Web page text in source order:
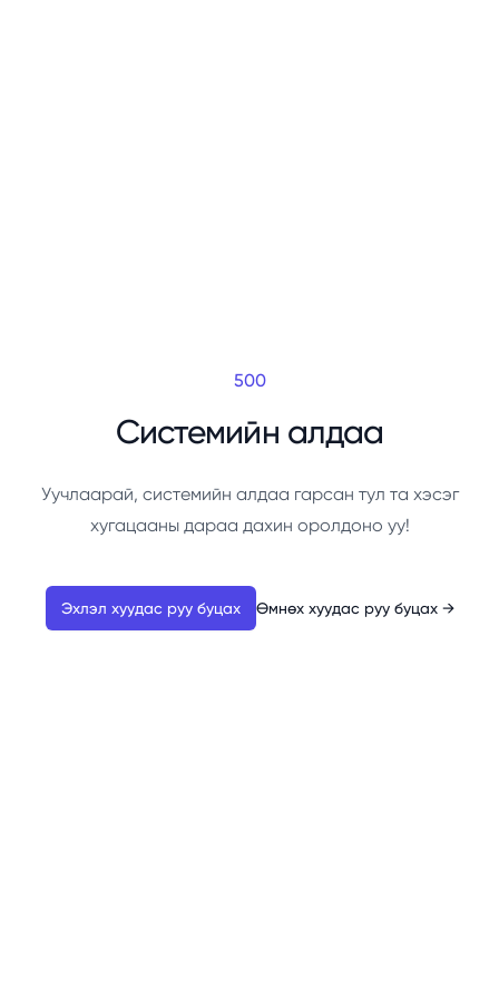
500
Системийн алдаа
Уучлаарай, системийн алдаа гарсан тул та хэсэг
хугацааны дараа дахин оролдоно уу!
Эхлэл хуудас руу буцах Өмнөх хуудас руу буцах →